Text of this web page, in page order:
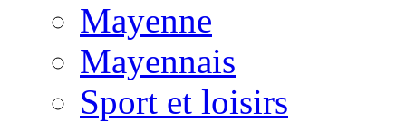
Mayenne
Mayennais
Sport et loisirs